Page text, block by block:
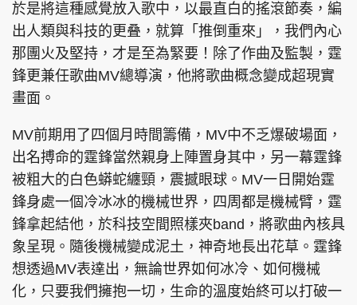
於是將這種感覺放入歌中，以最直白的搖滾節奏，編
出人類與科技的更叠，就算「推倒重來」，我們內心
那團火及堅持，才是至為緊要！除了作曲及監製，霆
鋒更兼任歌曲MV總導演，他將歌曲概念變成超現實
畫面。
MV前期用了四個月時間籌備，MV中不乏爆破場面，
出名搏命的霆鋒當然親身上陣置身其中，另一幕霆鋒
被粗大的白色蟒蛇纏頸，震撼眼球。MV一日開始霆
鋒身處一個冷冰冰的機械世界，四周都是機械臂，霆
鋒拿起結他，於科技空間照樣夾band，將歌曲內核具
象呈現。隨後機械變成泥土，神奇地長出花草。霆鋒
想透過MV表達出，無論世界如何冰冷、如何機械
化，只要我們擁抱一切，生命的溫度始終可以打破一